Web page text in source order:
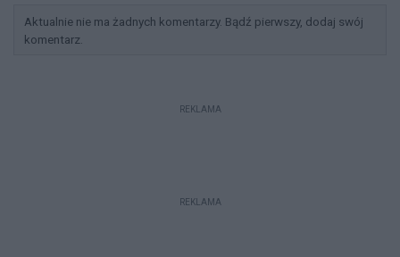
Aktualnie nie ma żadnych komentarzy. Bądź pierwszy, dodaj swój
komentarz.
REKLAMA
REKLAMA